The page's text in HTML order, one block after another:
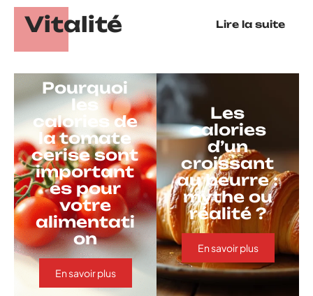
Vitalité Lire la suite
Pourquoi
les
calories de
la tomate
cerise sont
important
es pour
votre
alimentati
on
En savoir plus
Les
calories
d’un
croissant
au beurre :
mythe ou
réalité ?
En savoir plus